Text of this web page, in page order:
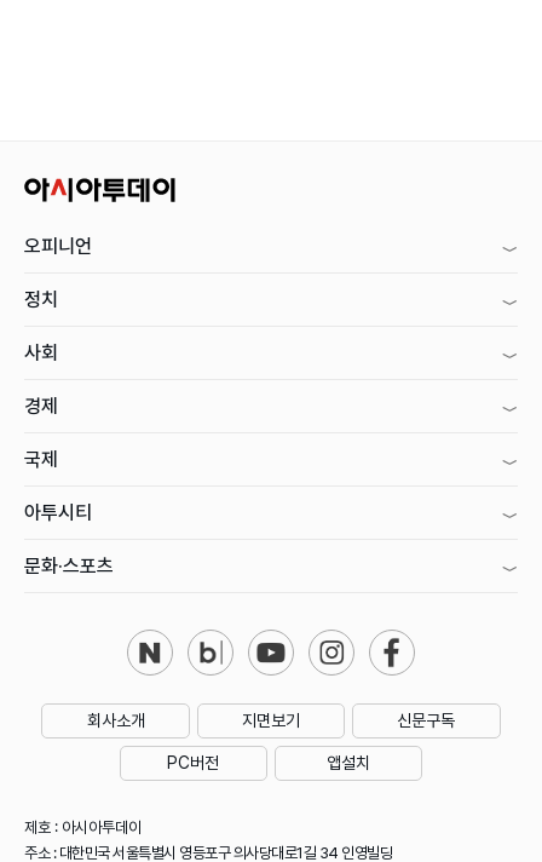
오피니언
정치
사회
경제
국제
아투시티
문화·스포츠
회사소개 지면보기 신문구독
PC버전 앱설치
제호 : 아시아투데이
주소 : 대한민국 서울특별시 영등포구 의사당대로1길 34 인영빌딩